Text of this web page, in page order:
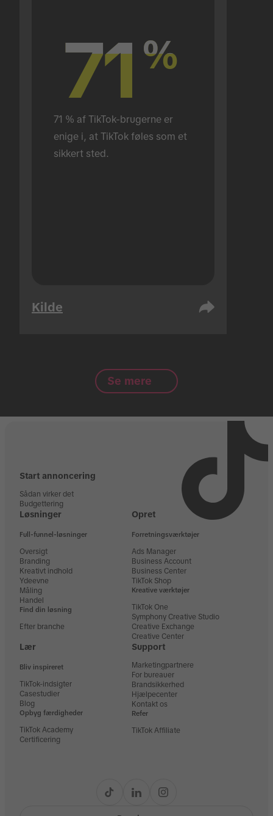
71 %
71 %
71 % af TikTok-brugerne er
enige i, at TikTok føles som et
sikkert sted.
Kilde
Se mere
Start annoncering
Sådan virker det
Budgettering
Løsninger
Full-funnel-løsninger
Oversigt
Branding
Kreativt indhold
Ydeevne
Måling
Handel
Find din løsning
Efter branche
Opret
Forretningsværktøjer
Ads Manager
Business Account
Business Center
TikTok Shop
Kreative værktøjer
TikTok One
Symphony Creative Studio
Creative Exchange
Creative Center
Lær
Bliv inspireret
TikTok-indsigter
Casestudier
Blog
Opbyg færdigheder
TikTok Academy
Certificering
Support
Marketingpartnere
For bureauer
Brandsikkerhed
Hjælpecenter
Kontakt os
Refer
TikTok Affiliate